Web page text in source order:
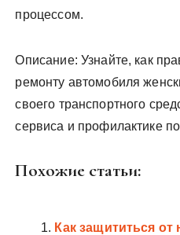
процессом.
Описание: Узнайте, как
ремонту автомобиля
своего транспортного
сервиса и профилактике
Похожие статьи:
Как защититься